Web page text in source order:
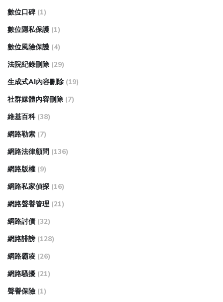
數位口碑 (1)
數位隱私保護 (1)
數位風險保護 (4)
法院紀錄刪除 (29)
生成式AI內容刪除 (19)
社群媒體內容刪除 (7)
維基百科 (38)
網路勒索 (7)
網路法律顧問 (136)
網路版權 (9)
網路私家偵探 (16)
網路聲譽管理 (21)
網路討債 (32)
網路誹謗 (128)
網路霸凌 (26)
網路騷擾 (21)
聲譽保險 (1)